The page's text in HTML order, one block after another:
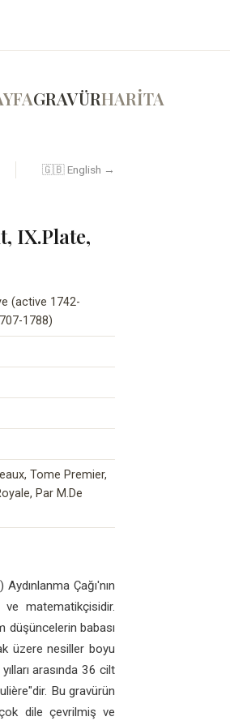
GRAVÜRHARİTA
🇬🇧 English →
IX.Plate,
(active 1742-
1788)
Tome Premier,
Par M.De
Çağı'nın
matematikçisidir.
düşüncelerin babası
üzere nesiller boyu
arasında 36 cilt
Bu gravürün
dile çevrilmiş ve